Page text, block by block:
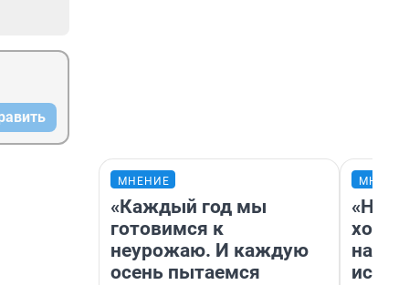
МНЕНИЕ
«Каждый год мы
готовимся к
неурожаю. И каждую
осень пытаемся